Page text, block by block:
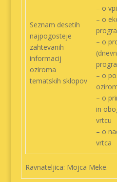
Seznam desetih
najpogosteje
zahtevanih
informacij
oziroma
tematskih sklopov
– o
– o
– o
– o
– o
in
vrtcu
– o
vrtca
Ravnateljica: Mojca Meke.